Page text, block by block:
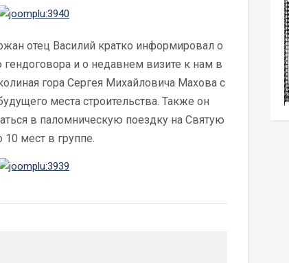
отец Василий кратко информировал о
и о недавнем визите к нам в
гора Сергея Михайловича Махова с
места строительства. Также он
в паломническую поездку на Святую
мест в группе.